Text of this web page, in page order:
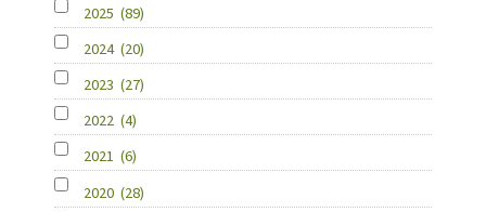
2025 (89)
2024 (20)
2023 (27)
2022 (4)
2021 (6)
2020 (28)